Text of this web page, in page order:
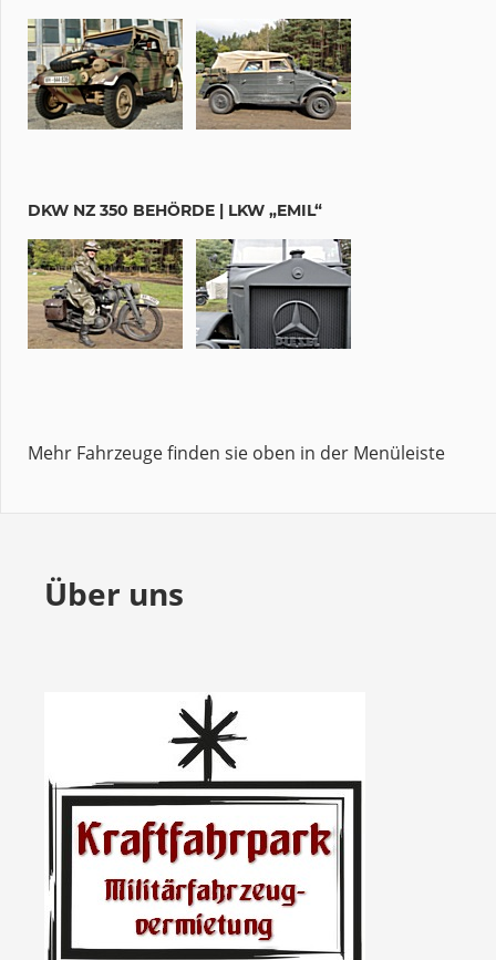
DKW NZ 350 BEHÖRDE | LKW „EMIL“
Mehr Fahrzeuge finden sie oben in der Menüleiste
Über uns